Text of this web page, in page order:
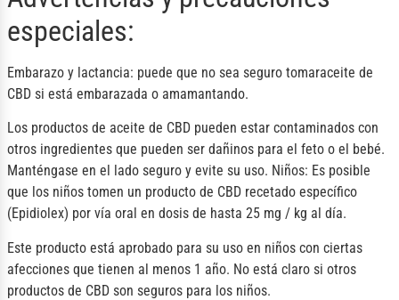
especiales:
Embarazo y lactancia: puede que no sea seguro tomaraceite de
CBD si está embarazada o amamantando.
Los productos de aceite de CBD pueden estar contaminados con
otros ingredientes que pueden ser dañinos para el feto o el bebé.
Manténgase en el lado seguro y evite su uso. Niños: Es posible
que los niños tomen un producto de CBD recetado específico
(Epidiolex) por vía oral en dosis de hasta 25 mg / kg al día.
Este producto está aprobado para su uso en niños con ciertas
afecciones que tienen al menos 1 año. No está claro si otros
productos de CBD son seguros para los niños.